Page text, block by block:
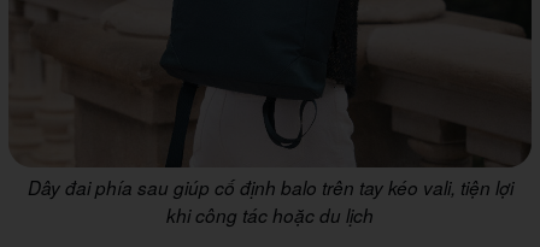
Dây đai phía sau giúp cố định balo trên tay kéo vali, tiện lợi
khi công tác hoặc du lịch